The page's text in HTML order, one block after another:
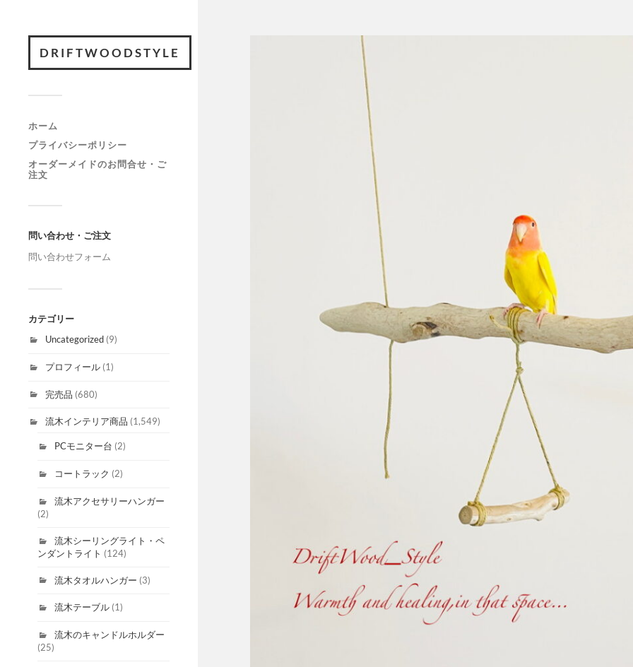
DRIFTWOODSTYLE
ホーム
プライバシーポリシー
オーダーメイドのお問合せ・ご
注文
問い合わせ・ご注文
問い合わせフォーム
カテゴリー
Uncategorized (9)
プロフィール (1)
完売品 (680)
流木インテリア商品 (1,549)
PCモニター台 (2)
コートラック (2)
流木アクセサリーハンガー
(2)
流木シーリングライト・ペ
ンダントライト (124)
流木タオルハンガー (3)
流木テーブル(1)
流木のキャンドルホルダー
(25)